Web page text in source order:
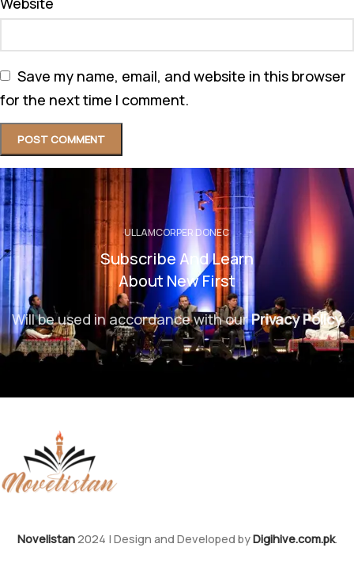
Save my name, email, and website in this browser
for the next time I comment.
ULLAMCORPER DONEC
Subscribe And Learn
About New First
Will be used in accordance with ourPrivacy Policy
Novelistan2024 | Design and Developed byDigihive.com.pk.